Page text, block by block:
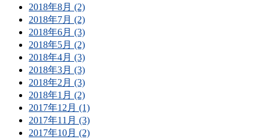
2018年8月 (2)
2018年7月 (2)
2018年6月 (3)
2018年5月 (2)
2018年4月 (3)
2018年3月 (3)
2018年2月 (3)
2018年1月 (2)
2017年12月 (1)
2017年11月 (3)
2017年10月 (2)